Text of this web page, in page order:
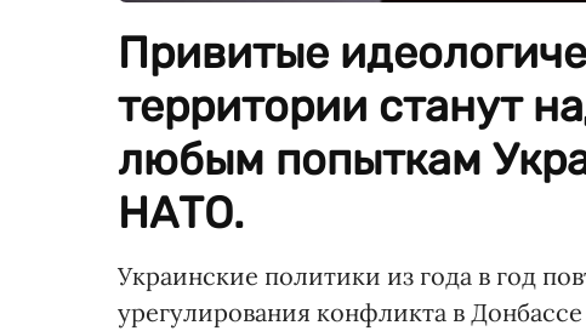
Привитые
территории станут
любым попыткам
НАТО.
Украинские политики из года в год
урегулирования конфликта в